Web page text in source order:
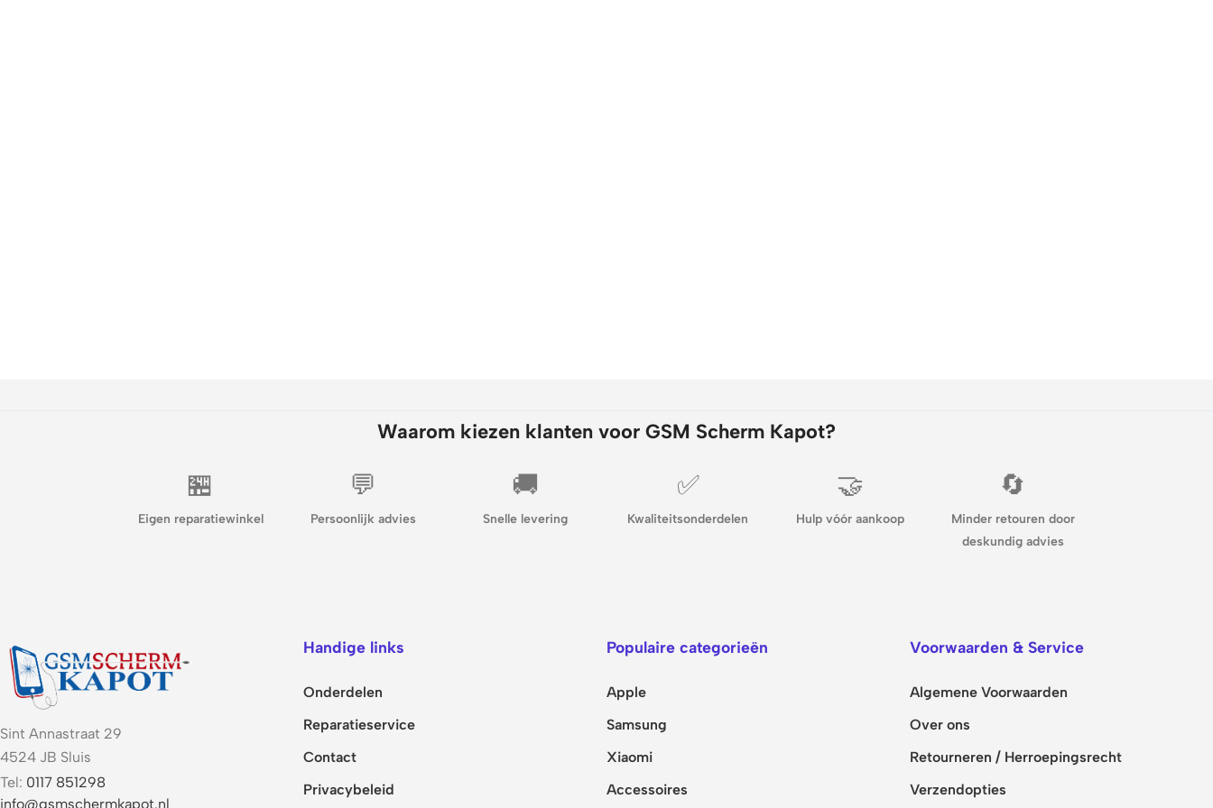
Waarom kiezen klanten voor GSM Scherm Kapot?
🏪
Eigen reparatiewinkel
💬
Persoonlijk advies
🚚
Snelle levering
✅
Kwaliteitsonderdelen
🤝
Hulp vóór aankoop
🔄
Minder retouren door
deskundig advies
Sint Annastraat 29
4524 JB Sluis
Tel: 0117 851298
info@gsmschermkapot.nl
Handige links
Onderdelen
Reparatieservice
Contact
Privacybeleid
Populaire categorieën
Apple
Samsung
Xiaomi
Accessoires
Voorwaarden & Service
Algemene Voorwaarden
Over ons
Retourneren / Herroepingsrecht
Verzendopties